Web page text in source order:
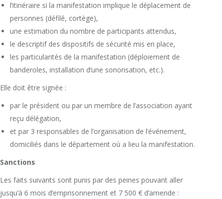
l’itinéraire si la manifestation implique le déplacement de
personnes (défilé, cortège),
une estimation du nombre de participants attendus,
le descriptif des dispositifs de sécurité mis en place,
les particularités de la manifestation (déploiement de
banderoles, installation d’une sonorisation, etc.).
Elle doit être signée :
par le président ou par un membre de l’association ayant
reçu délégation,
et par 3 responsables de l’organisation de l’événement,
domiciliés dans le département où a lieu la manifestation.
Sanctions
Les faits suivants sont punis par des peines pouvant aller
jusqu’à 6 mois d’emprisonnement et 7 500 € d’amende :